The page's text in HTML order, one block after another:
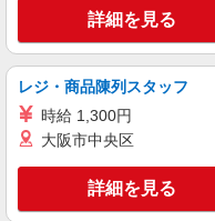
ど）
時給
群馬
キープ
アルバイト パート
すき家 新田市野井店
すき家の
詳細を見る
レジ・商品陳列スタッフ
時給 1,300円
大阪市中央区
詳細を見る